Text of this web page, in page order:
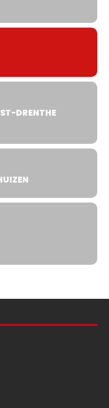
DRENTHE